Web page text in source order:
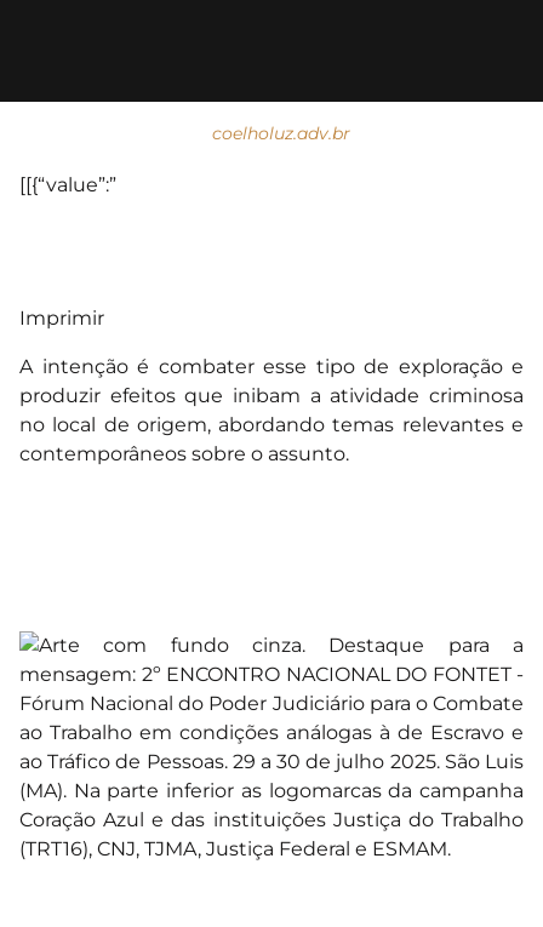
coelholuz.adv.br
[[{“value”:”
Imprimir
A intenção é combater esse tipo de exploração e
produzir efeitos que inibam a atividade criminosa
no local de origem, abordando temas relevantes e
contemporâneos sobre o assunto.